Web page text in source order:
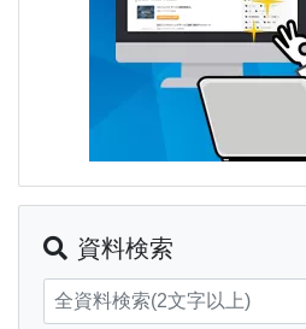
資料検索